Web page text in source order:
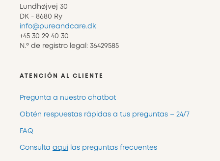
Lundhøjvej 30
DK - 8680 Ry
info@pureandcare.dk
+45 30 29 40 30
N.º de registro legal: 36429585
ATENCIÓN AL CLIENTE
Pregunta a nuestro chatbot
Obtén respuestas rápidas a tus preguntas – 24/7
FAQ
Consulta aquí las preguntas frecuentes